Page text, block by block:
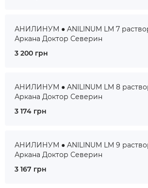
АНИЛИНУМ ● ANILINUM LM 7
Аркана Доктор Северин
3 200 грн
АНИЛИНУМ ● ANILINUM LM 8
Аркана Доктор Северин
3 174 грн
АНИЛИНУМ ● ANILINUM LM 9
Аркана Доктор Северин
3 167 грн